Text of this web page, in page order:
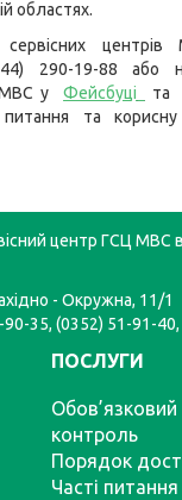
областях.
290-19-88 або
МВС уФейсбуці
та
центр ГСЦ МВС
- Окружна, 11/1
35, (0352) 51-91-
ПОСЛУГИ
Обов’язковий
контроль
Порядок
Часті питання